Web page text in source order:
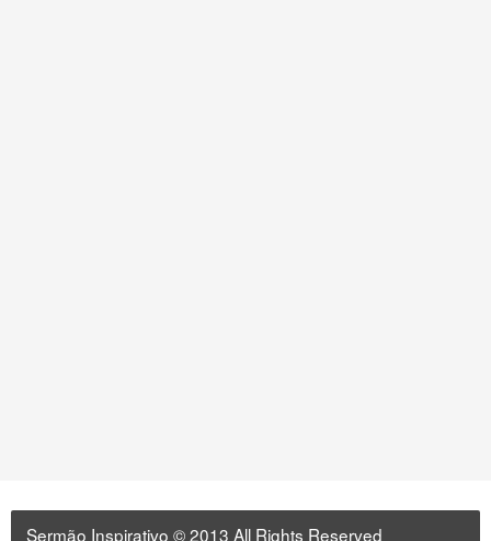
Sermão Inspirativo © 2013 All Rights Reserved